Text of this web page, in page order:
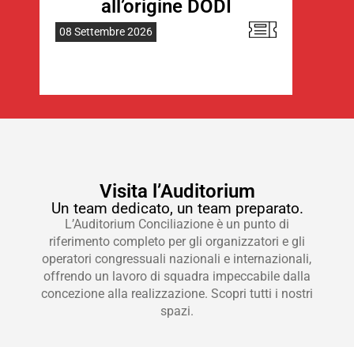
all’origine DODI
08 Settembre 2026
Visita l’Auditorium
Un team dedicato, un team preparato.
L’Auditorium Conciliazione è un punto di
riferimento completo per gli organizzatori e gli
operatori congressuali nazionali e internazionali,
offrendo un lavoro di squadra impeccabile dalla
concezione alla realizzazione. Scopri tutti i nostri
spazi.